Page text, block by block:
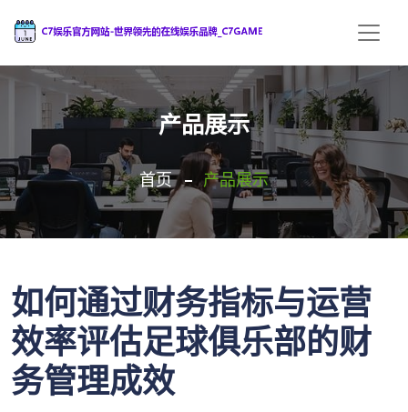
产品展示
首页 产品展示
如何通过财务指标与运营
效率评估足球俱乐部的财
务管理成效